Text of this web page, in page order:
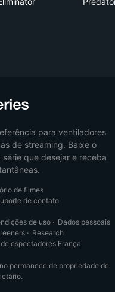
para ventiladores
de streaming. Baixe o
que desejar e receba
de filmes
de contato
de uso · Dados pessoais
· Research
espectadores França
permanece de propriedade de